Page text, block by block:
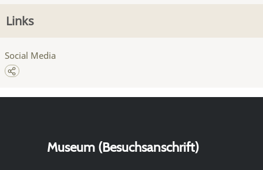
Links
Social Media
Museum (Besuchsanschrift)